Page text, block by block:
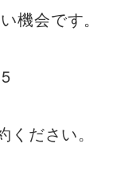
機会です。
ださい。